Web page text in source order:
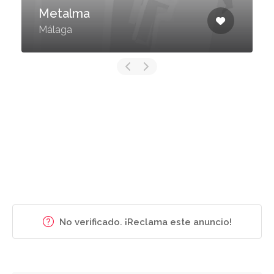
Metalma
Málaga
No verificado. ¡Reclama este anuncio!